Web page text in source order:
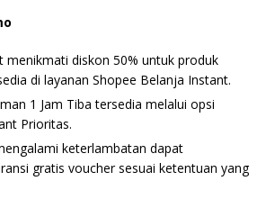
menikmati diskon 50% untuk produk
di layanan Shopee Belanja Instant.
1 Jam Tiba tersedia melalui opsi
Prioritas.
keterlambatan dapat
gratis voucher sesuai ketentuan yang